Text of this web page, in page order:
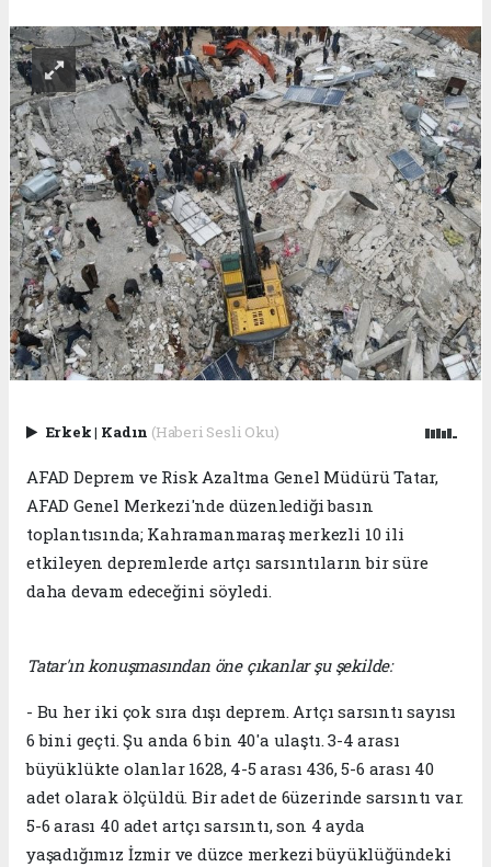
Erkek| Kadın (Haberi Sesli Oku)
AFAD Deprem ve Risk Azaltma Genel Müdürü Tatar,
AFAD Genel Merkezi'nde düzenlediği basın
toplantısında; Kahramanmaraş merkezli 10 ili
etkileyen depremlerde artçı sarsıntıların bir süre
daha devam edeceğini söyledi.
Tatar'ın konuşmasından öne çıkanlar şu şekilde:
- Bu her iki çok sıra dışı deprem. Artçı sarsıntı sayısı
6 bini geçti. Şu anda 6 bin 40'a ulaştı. 3-4 arası
büyüklükte olanlar 1628, 4-5 arası 436, 5-6 arası 40
adet olarak ölçüldü. Bir adet de 6üzerinde sarsıntı var.
5-6 arası 40 adet artçı sarsıntı, son 4 ayda
yaşadığımız İzmir ve düzce merkezi büyüklüğündeki